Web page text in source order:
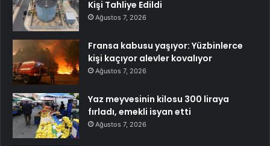
Kişi Tahliye Edildi
Ağustos 7, 2026
Fransa kabusu yaşıyor: Yüzbinlerce
kişi kaçıyor alevler kovalıyor
Ağustos 7, 2026
Yaz meyvesinin kilosu 300 liraya
fırladı, emekli isyan etti
Ağustos 7, 2026